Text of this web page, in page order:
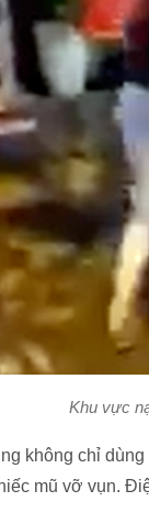
Khu vực
không chỉ
mũ vỡ vụn.